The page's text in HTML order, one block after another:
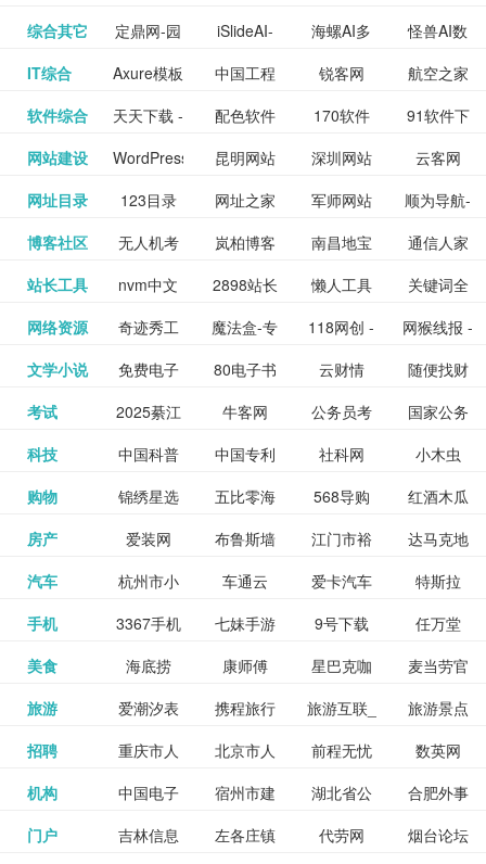
全 频
包括上映
影片的影
讯查询及
购票服
务。你可
和看过的
电影电视
剧，顺便
打分、写
味，豆瓣
电影会推
_www.sanmao.com.cn_
素材免费
图库
nas论
坛|nas1.cn|nas1|nas
流社区
文写作-AI
毕业设计-
PPT模板
生成
作 - 国内
领先的AI
图片、文
案创作平
讯飞星火-
懂我的AI
助手
更多>>
综合其它 定鼎网-园
林景观建
筑室内设
iSlideAI-
一键生成
PPT模板
海螺AI多
模态大语
言模型
怪兽AI数
字人
九章开物 更多>>
IT综合 Axure模板
网
中国工程
科技知识
中心
锐客网
航空之家
牛品汇
更多>>
软件综合 天天下载 -
绿色精品
软件应用
配色软件
园
170软件
下载站
91软件下
载
yx12345
下载站
更多>>
网站建设 WordPress
主题模板
下载_爱主
昆明网站
建设
深圳网站
建设
云客网
SEO众包
服务平台
深圳网站
建设
更多>>
网址目录 123目录
网
网址之家 军师网站
目录网址
大全
顺为导航-
办公运营
工具导航
易推分类
目录网
更多>>
博客社区 无人机考
证资讯网
岚柏博客 南昌地宝
网_南昌论
坛
通信人家
园
精易论坛 更多>>
站长工具 nvm中文
网
2898站长
资源平台
懒人工具 关键词全
网指数查
询
SEO工具
- 站长之家
更多>>
网络资源 奇迹秀工
具箱-设计
师必备设
辅助神器
魔法盒-专
业的游戏
动画特效
118网创 -
创业项目
资源分享
网猴线报 -
一个简单
且纯粹的
网站
线报酷 -
专注线报
活动
更多>>
文学小说 免费电子
书下载
网,txt小说
完结txt小
说-书本网
80电子书
_八零电子
书_80txt_
云财情 随便找财
经网
钱如故 更多>>
考试 2025綦江
区中考志
愿填报系
牛客网 公务员考
试-中公教
育网
国家公务
员局
公务员考
试信息网
更多>>
科技 中国科普
博览
中国专利
信息网
社科网
小木虫
中国科学
院
更多>>
购物 锦绣星选
海淘
五比零海
淘网
568导购
网
红酒木瓜
靓汤官网
淘宝 更多>>
房产 爱装网 布鲁斯墙
纸
江门市裕
华墙纸
达马克地
产
格莱美墙
纸
更多>>
汽车 杭州市小
客车总量
调控管理
车通云 爱卡汽车
导购
特斯拉
百度有驾
网
更多>>
手机 3367手机
游戏
七妹手游 9号下载
任万堂
游戏邦
更多>>
美食 海底捞 康师傅 星巴克咖
啡
麦当劳官
网
心食谱网 更多>>
旅游 爱潮汐表 携程旅行
网
旅游互联_
景点门票
预订
旅游景点
点评-猫途
鹰
北京旅游
网
更多>>
招聘 重庆市人
力资源和
社会保障
北京市人
力资源和
社会保障
前程无忧
招聘网
数英网
聘才网
更多>>
机构 中国电子
检验检疫
宿州市建
委网
湖北省公
管局
合肥外事
办
湖北省粮 更多>>
门户 吉林信息 左各庄镇 代劳网
烟台论坛